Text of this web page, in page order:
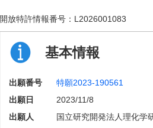
開放特許情報番号： L2026001083
基本情報
出願番号 特願2023-190561
出願日
2023/11/8
出願人
国立研究開発法人理化学